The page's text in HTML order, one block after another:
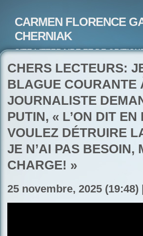
CARMEN FLORENCE
CHERNIAK
SITE LITTERAIRE ET DE
CHERS LECTEURS:
BLAGUE COURANTE
JOURNALISTE
PUTIN, « L’ON DIT
VOULEZ DÉTRUIRE
JE N’AI PAS BESOIN,
CHARGE! »
25 novembre, 2025 (19:48)